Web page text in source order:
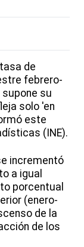
de
febrero-
supone su
solo 'en
este
(INE).
incrementó
a igual
porcentual
(enero-
de la
de los